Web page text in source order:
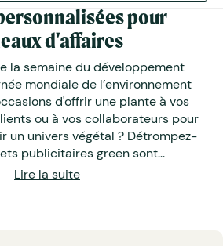
pour
d'affaires
la semaine du développement
mondiale de l’environnement
d'offrir une plante à vos
ou à vos collaborateurs pour
un univers végétal ? Détrompez-
publicitaires green sont...
Lire la suite